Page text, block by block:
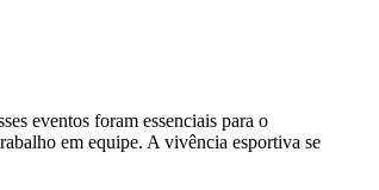
eventos foram essenciais para o
em equipe. A vivência esportiva se